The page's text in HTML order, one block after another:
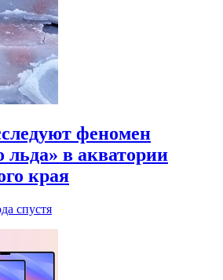
феномен
льда» в акватории
края
спустя